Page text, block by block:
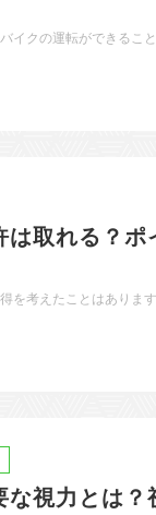
イクの運転ができるこ
は取れる？ポ
を考えたことはありま
な視力とは？